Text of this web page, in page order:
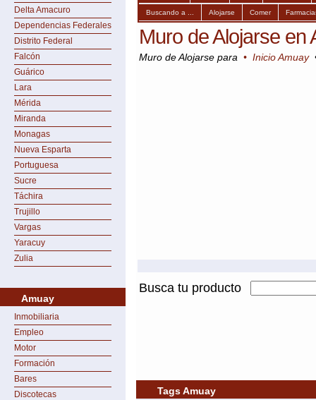
Delta Amacuro
Dependencias Federales
Distrito Federal
Falcón
Guárico
Lara
Mérida
Miranda
Monagas
Nueva Esparta
Portuguesa
Sucre
Táchira
Trujillo
Vargas
Yaracuy
Zulia
Amuay
Inmobiliaria
Empleo
Motor
Formación
Bares
Discotecas
Buscando a ... Alojarse Comer
Muro de Alojarse en
Muro de Alojarse para • Inicio Amuay
Busca tu producto
Tags Amuay